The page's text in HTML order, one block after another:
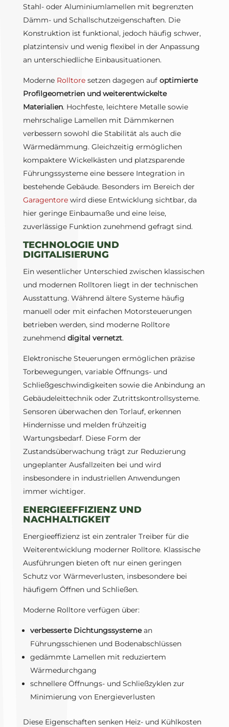
Stahl- oder Aluminiumlamellen mit begrenzten
Dämm- und Schallschutzeigenschaften. Die
Konstruktion ist funktional, jedoch häufig schwer,
platzintensiv und wenig flexibel in der Anpassung
an unterschiedliche Einbausituationen.
Moderne Rolltoresetzen dagegen auf optimierte
Profilgeometrien und weiterentwickelte
Materialien. Hochfeste, leichtere Metalle sowie
mehrschalige Lamellen mit Dämmkernen
verbessern sowohl die Stabilität als auch die
Wärmedämmung. Gleichzeitig ermöglichen
kompaktere Wickelkästen und platzsparende
Führungssysteme eine bessere Integration in
bestehende Gebäude. Besonders im Bereich der
Garagentorewird diese Entwicklung sichtbar, da
hier geringe Einbaumaße und eine leise,
zuverlässige Funktion zunehmend gefragt sind.
TECHNOLOGIE UND
DIGITALISIERUNG
Ein wesentlicher Unterschied zwischen klassischen
und modernen Rolltoren liegt in der technischen
Ausstattung. Während ältere Systeme häufig
manuell oder mit einfachen Motorsteuerungen
betrieben werden, sind moderne Rolltore
zunehmend digital vernetzt.
Elektronische Steuerungen ermöglichen präzise
Torbewegungen, variable Öffnungs- und
Schließgeschwindigkeiten sowie die Anbindung an
Gebäudeleittechnik oder Zutrittskontrollsysteme.
Sensoren überwachen den Torlauf, erkennen
Hindernisse und melden frühzeitig
Wartungsbedarf. Diese Form der
Zustandsüberwachung trägt zur Reduzierung
ungeplanter Ausfallzeiten bei und wird
insbesondere in industriellen Anwendungen
immer wichtiger.
ENERGIEEFFIZIENZ UND
NACHHALTIGKEIT
Energieeffizienz ist ein zentraler Treiber für die
Weiterentwicklung moderner Rolltore. Klassische
Ausführungen bieten oft nur einen geringen
Schutz vor Wärmeverlusten, insbesondere bei
häufigem Öffnen und Schließen.
Moderne Rolltore verfügen über:
verbesserte Dichtungssystemean
Führungsschienen und Bodenabschlüssen
gedämmte Lamellen mit reduziertem
Wärmedurchgang
schnellere Öffnungs- und Schließzyklen zur
Minimierung von Energieverlusten
Diese Eigenschaften senken Heiz- und Kühlkosten